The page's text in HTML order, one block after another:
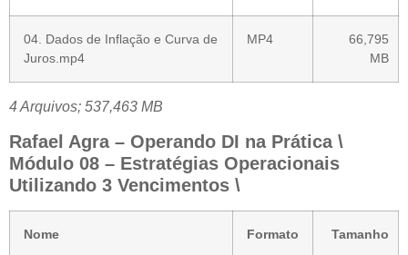
04. Dados de Inflação e Curva de
Juros.mp4
MP4
66,795
MB
4 Arquivos; 537,463 MB
Rafael Agra – Operando DI na Prática \
Módulo 08 – Estratégias Operacionais
Utilizando 3 Vencimentos \
Nome Formato Tamanho